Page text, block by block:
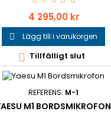
Pris
4 295,00 kr
 Lägg till i varukorgen
 Tillfälligt slut
REFERENS: M-1
M1 BORDSMIKROFON